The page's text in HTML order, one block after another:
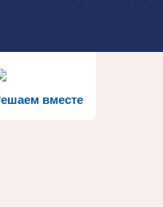
вместе